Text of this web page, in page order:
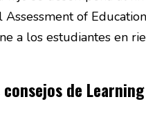
of
a los estudiantes en
de